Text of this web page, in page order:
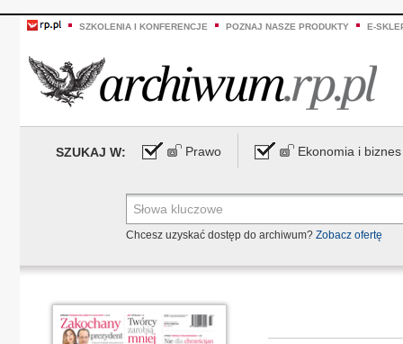
SZKOLENIA I KONFERENCJE POZNAJ NASZE PRODUKTY E-
SZUKAJ W: Prawo Ekonomia i biznes
Chcesz uzyskać dostęp do archiwum? Zobacz ofertę